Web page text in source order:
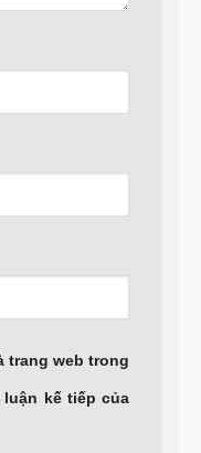
trang web trong
kế tiếp của